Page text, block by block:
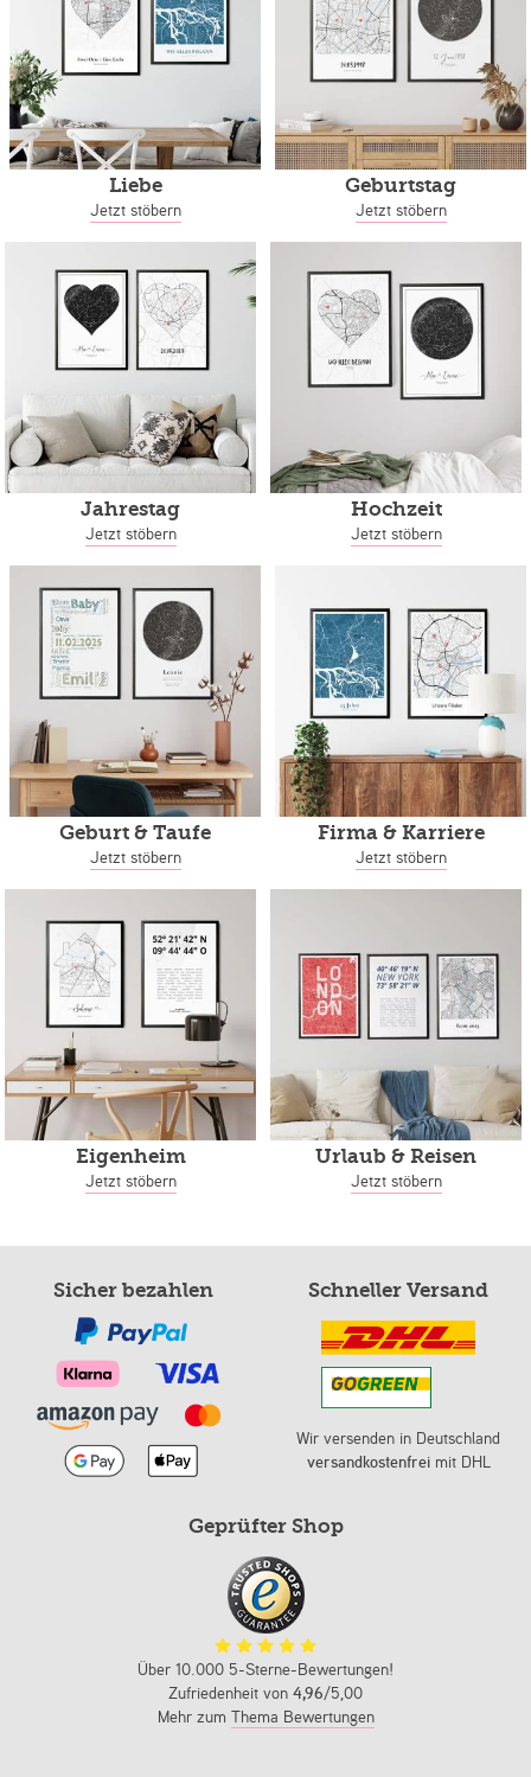
Liebe
Jetzt stöbern
Geburtstag
Jetzt stöbern
Jahrestag
Jetzt stöbern
Hochzeit
Jetzt stöbern
Geburt & Taufe
Jetzt stöbern
Firma & Karriere
Jetzt stöbern
Eigenheim
Jetzt stöbern
Urlaub & Reisen
Jetzt stöbern
Sicher bezahlen Schneller Versand
Wir versenden in Deutschland
versandkostenfreimit DHL
Geprüfter Shop
Über 10.000 5-Sterne-Bewertungen!
Zufriedenheit von 4,96/5,00
Mehr zum Thema Bewertungen